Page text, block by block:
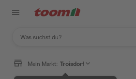
Mein Markt: Troisdorf